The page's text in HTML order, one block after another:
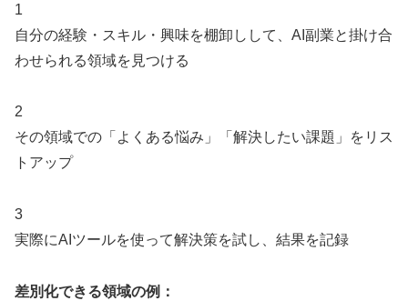
1
自分の経験・スキル・興味を棚卸しして、AI副業と掛け合
わせられる領域を見つける
2
その領域での「よくある悩み」「解決したい課題」をリス
トアップ
3
実際にAIツールを使って解決策を試し、結果を記録
差別化できる領域の例：